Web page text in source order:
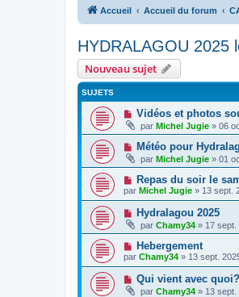
Accueil Accueil du forum
HYDRALAGOU 2025
Nouveau sujet
SUJETS
Vidéos et photos
par Michel Jugie » 06
Météo pour
par Michel Jugie » 01
Repas du soir le
par Michel Jugie » 13 sept.
Hydralagou 2025
par Chamy34 » 17 sept.
Hebergement
par Chamy34 » 13 sept.
Qui vient avec quoi?
par Chamy34 » 13 sept.